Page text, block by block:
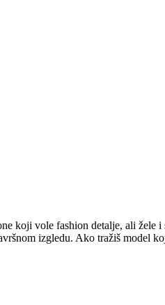
koji vole fashion detalje, ali žele i
izgledu. Ako tražiš model